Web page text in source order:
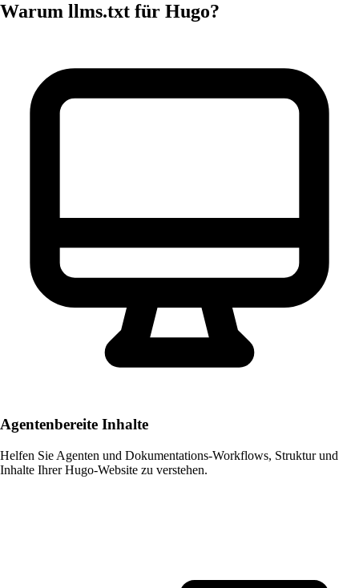
Warum llms.txt für Hugo?
Agentenbereite Inhalte
Helfen Sie Agenten und Dokumentations-Workflows, Struktur und
Inhalte Ihrer Hugo-Website zu verstehen.